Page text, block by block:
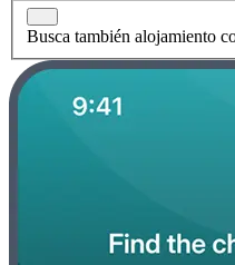
Busca también alojamiento